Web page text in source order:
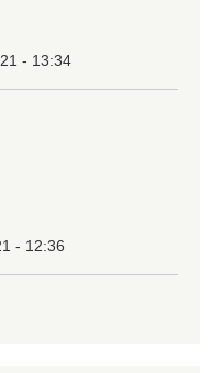
- 13:34
- 12:36